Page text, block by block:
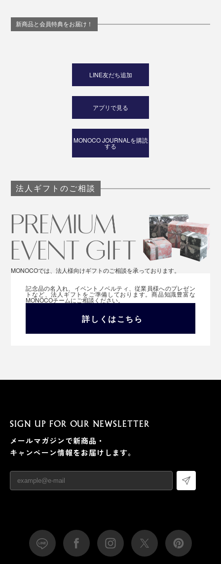
新商品と会員特典をお届け！
LINE友だち追加
アプリで見る
MONOCO JOURNALを購読
する
法人ギフトのご相談
MONOCOでは、法人様向けギフトのご相談を承っております。
記念品の名入れ、イベントノベルティ、従業員様へのプレゼン
トなど、法人ギフトをご準備しております。商品知識豊富な
MONOCOチームにご相談ください。
詳しくはこちら
SIGN UP FOR OUR NEWSLETTER
メールマガジンで新商品・
キャンペーン情報をお届けします。